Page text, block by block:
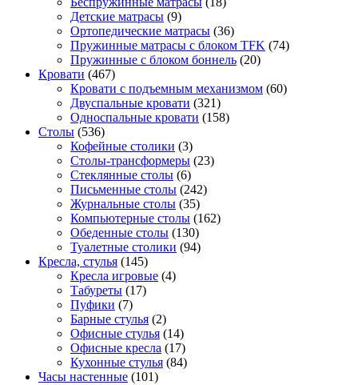
Детские матрасы (9)
Ортопедические матрасы (36)
Пружинные матрасы с блоком TFK (74)
Пружинные с блоком боннель (20)
Кровати (467)
Кровати с подъемным механизмом (60)
Двуспальные кровати (321)
Односпальные кровати (158)
Столы (536)
Кофейные столики (3)
Столы-трансформеры (23)
Стеклянные столы (6)
Письменные столы (242)
Журнальные столы (35)
Компьютерные столы (162)
Обеденные столы (130)
Туалетные столики (94)
Кресла, стулья (145)
Кресла игровые (4)
Табуреты (17)
Пуфики (7)
Барные стулья (2)
Офисные стулья (14)
Офисные кресла (17)
Кухонные стулья (84)
Часы настенные (101)